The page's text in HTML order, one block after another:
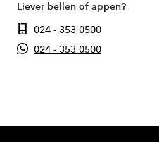
Liever bellen of appen?
024 - 353 0500
024 - 353 0500